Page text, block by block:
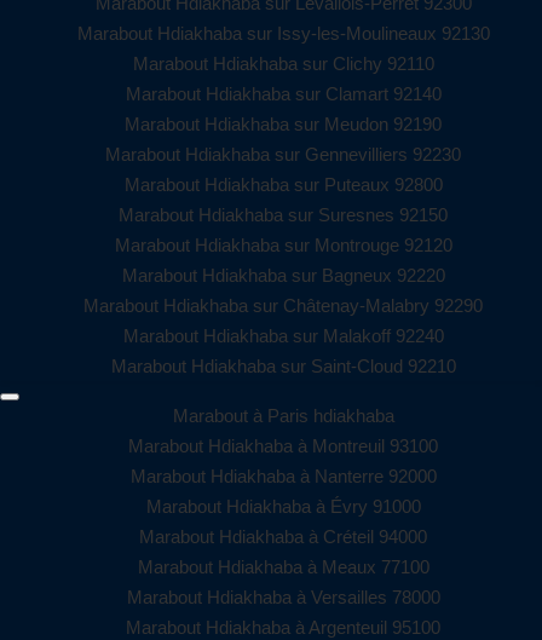
Marabout Hdiakhaba sur Issy-les-Moulineaux 92130
Marabout Hdiakhaba sur Clichy 92110
Marabout Hdiakhaba sur Clamart 92140
Marabout Hdiakhaba sur Meudon 92190
Marabout Hdiakhaba sur Gennevilliers 92230
Marabout Hdiakhaba sur Puteaux 92800
Marabout Hdiakhaba sur Suresnes 92150
Marabout Hdiakhaba sur Montrouge 92120
Marabout Hdiakhaba sur Bagneux 92220
Marabout Hdiakhaba sur Châtenay-Malabry 92290
Marabout Hdiakhaba sur Malakoff 92240
Marabout Hdiakhaba sur Saint-Cloud 92210
Marabout à Paris hdiakhaba
Marabout Hdiakhaba à Montreuil 93100
Marabout Hdiakhaba à Nanterre 92000
Marabout Hdiakhaba à Évry 91000
Marabout Hdiakhaba à Créteil 94000
Marabout Hdiakhaba à Meaux 77100
Marabout Hdiakhaba à Versailles 78000
Marabout Hdiakhaba à Argenteuil 95100